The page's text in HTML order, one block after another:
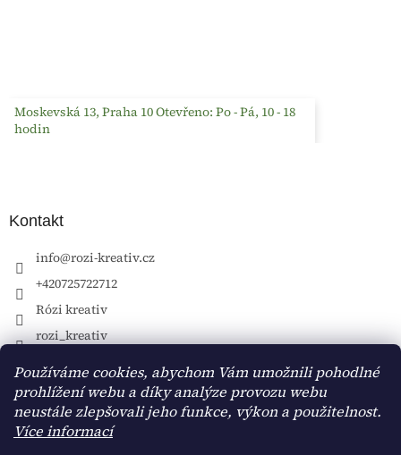
Používáme cookies, abychom Vám umožnili pohodlné
prohlížení webu a díky analýze provozu webu
neustále zlepšovali jeho funkce, výkon a použitelnost.
Více informací
Moskevská 13, Praha 10 Otevřeno: Po - Pá, 10 - 18
hodin
Kontakt
info@rozi-kreativ.cz
+420725722712
Rózi kreativ
rozi_kreativ